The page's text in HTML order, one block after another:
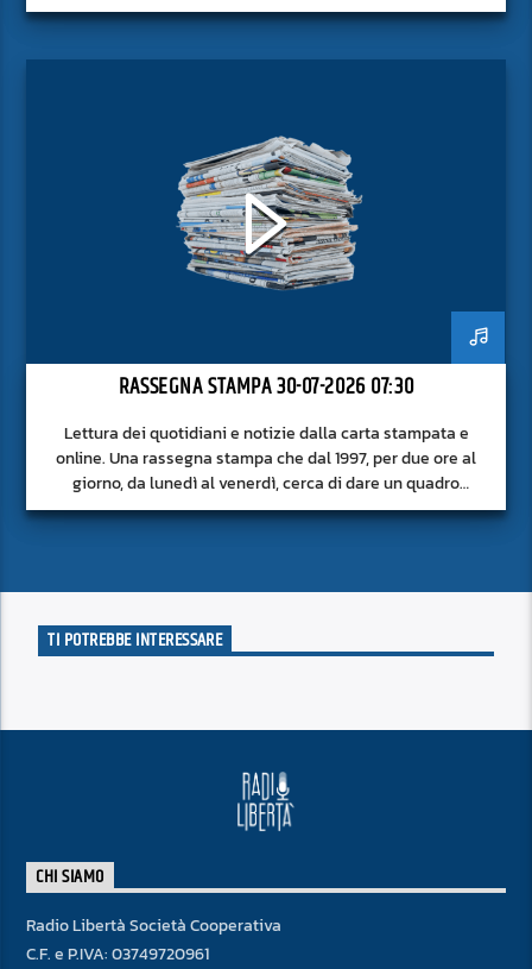
RASSEGNA STAMPA 30-07-2026 07:30
Lettura dei quotidiani e notizie dalla carta stampata e
online. Una rassegna stampa che dal 1997, per due ore al
giorno, da lunedì al venerdì, cerca di dare un quadro
approfondito delle notizie del giorno, senza fermarsi alla
TI POTREBBE INTERESSARE
CHI SIAMO
Radio Libertà Società Cooperativa
C.F. e P.IVA: 03749720961